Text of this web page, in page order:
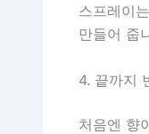
스프레이
만들어 줍
4. 끝까지
처음엔 향